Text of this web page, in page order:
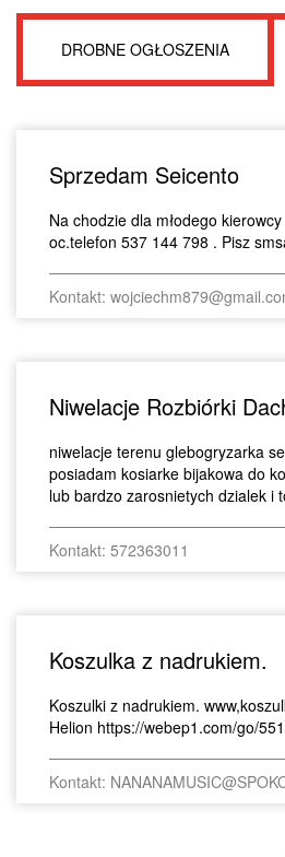
DROBNE OGŁOSZENIA
Sprzedam Seicento
Na chodzie dla młodego
oc.telefon 537 144 798 . Pisz
Kontakt:
Niwelacje Rozbiórki
niwelacje terenu glebogryzarka
posiadam kosiarke bijakowa do
lub bardzo zarosnietych dzialek i
Kontakt: 572363011
Koszulka z nadrukiem.
Koszulki z nadrukiem.
Helion https://webep1.com/go/
Kontakt: